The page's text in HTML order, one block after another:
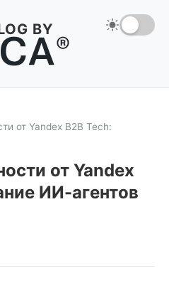
BY
от Yandex B2B Tech:
от Yandex
ИИ-агентов